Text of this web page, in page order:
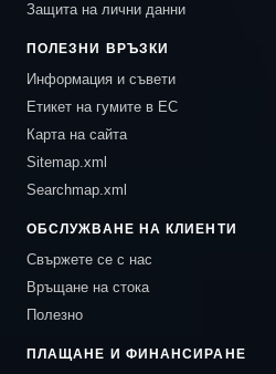
Защита на лични данни
ПОЛЕЗНИ ВРЪЗКИ
Информация и съвети
Етикет на гумите в ЕС
Карта на сайта
Sitemap.xml
Searchmap.xml
ОБСЛУЖВАНЕ НА КЛИЕНТИ
Свържете се с нас
Връщане на стока
Полезно
ПЛАЩАНЕ И ФИНАНСИРАНЕ